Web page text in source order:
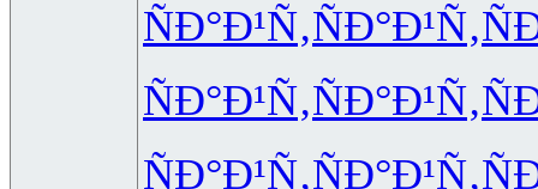
ÑÐ°Ð¹Ñ‚ÑÐ°Ð¹Ñ‚
ÑÐ°Ð¹Ñ‚ÑÐ°Ð¹Ñ‚
ÑÐ°Ð¹Ñ‚ÑÐ°Ð¹Ñ‚